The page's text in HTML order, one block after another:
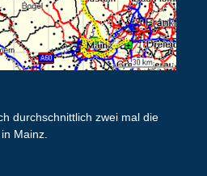
durchschnittlich zwei mal die
Mainz.